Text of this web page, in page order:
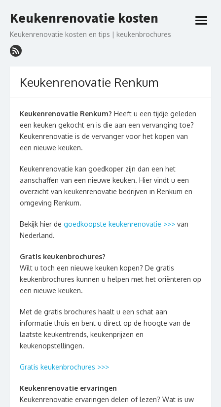
naar
inhoud
Keukenrenovatie kosten
Keukenrenovatie kosten en tips | keukenbrochures
open
Keukenrenovatie Renkum
Keukenrenovatie Renkum? Heeft u een tijdje geleden
een keuken gekocht en is die aan een vervanging toe?
Keukenrenovatie is de vervanger voor het kopen van
een nieuwe keuken.
Keukenrenovatie kan goedkoper zijn dan een het
aanschaffen van een nieuwe keuken. Hier vindt u een
overzicht van keukenrenovatie bedrijven in Renkum en
omgeving Renkum.
Bekijk hier de goedkoopste keukenrenovatie >>> van
Nederland.
Gratis keukenbrochures?
Wilt u toch een nieuwe keuken kopen? De gratis
keukenbrochures kunnen u helpen met het oriënteren op
een nieuwe keuken.
Met de gratis brochures haalt u een schat aan
informatie thuis en bent u direct op de hoogte van de
laatste keukentrends, keukenprijzen en
keukenopstellingen.
Gratis keukenbrochures >>>
Keukenrenovatie ervaringen
Keukenrenovatie ervaringen delen of lezen? Wat is uw